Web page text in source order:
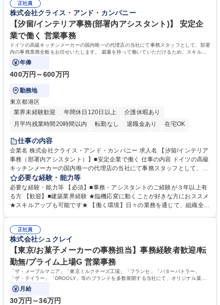
ルプロデュースしているため、商品に関わる全ての業務をサポート頂きま
す。 募集職種 東京都中央区【営業事務・貿易事務】食品商社/残業少なめ/
リモート等相談可
の強み】1991年の設立以来、外食産業を中心としたお客様の多様なニー
ズに沿った冷凍水産物等の生産・輸入・販売を一貫して手掛けています。
自社工場と海外拠点の強固な連携によるワンストップサービスが最大の強
みです。 学歴・資格 学歴：大学院 大学 語学力：英語 資格：
正社員
株式会社クライス・アンド・カンパニー
【汐留/インテリア事務(部署内アシスタント)】 安定企
業で働く 営業事務
ドイツの高級キッチンメーカーの国内唯一の代理店の当社にて事務スタッフとして、部署
内の事務業務全般をお任せいたします。 裁量を持って働いていただけるため、スキルア
ップも可能です。
年俸
400万円～600万円
勤務地
東京都港区
業界未経験歓迎
年間休日120日以上
介護休暇あり
月平均残業時間20時間以内
転勤なし 退職金あり
在宅OK
育休あり
完全週休2日制
駅近5分以内
土日祝休み
仕事の内容
企業名 株式会社クライス・アンド・カンパニー 求人名 【汐留/インテリア
事務（部署内アシスタント）】■安定企業で働く 仕事の内容 ドイツの高級
キッチンメーカーの国内唯一の代理店の当社にて事務スタッフとして、部
署内の事務業務全般をお任せいたします。 裁量を持って働いていただける
ため、スキルアップも可能です。 【部署内の事務業務全般】 ■サンプルの
仕分け・整理 ■電話応対 ■書類作成（会議資料、お客様宛請求書、支払書
類を取りまとめて経理へ提出等） ■ショールームアテンド・運営・予約業
インテリア事務（部署内アシスタント）】■安定企業で働く
必要な経験・能力等
必要な経験・能力等 【必須】■事務・アシスタントのご経験が３年以上有
る方 【歓迎】■建築業界経験 ★臨機応変に動くことが好きな方におススメ
★スキルアップも可能です★ 【働く環境】日々の業務を通じて、組織全体
ームとの協力や新しいアイデアを活かす場もあり、やりがいを感じながら
働けます。 【歓迎】 ■インテリアの業界のご経験が有る方■PCの作業に慣
れている方 学歴・資格 学歴：大学院 大学 高専 短大 専修学校 語学力： 資
格：
正社員
株式会社シュクレイ
【東京/お菓子メーカーの事務担当】事務経験者歓迎/転
勤無/プライム上場G 営業事務
「ザ・メープルマニア」「東京ミルクチーズ工場」「フランセ」「バターバトラー」
「ザ・テイラー」「DROOLY」等のブランドを多数展開する当社にて、オリジナル菓子
ブランド商品の事務業務をお任せいたします。
月給
30万円～36万円